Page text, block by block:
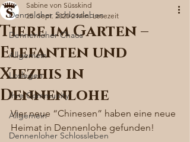
Denneloher Schlossleben
Dennenloher Chaos
Allgemein
Loslegen
Ihre Community
Allgemein
Dennenloher Schlossleben
Tiere im Garten –
Elefanten und
Xiezhis in
Dennenlohe
Sabine von Süsskind
25. Sept. 2020 2 Min. Lesezeit
Vier neue “Chinesen” haben eine neue
Heimat in Dennenlohe gefunden!